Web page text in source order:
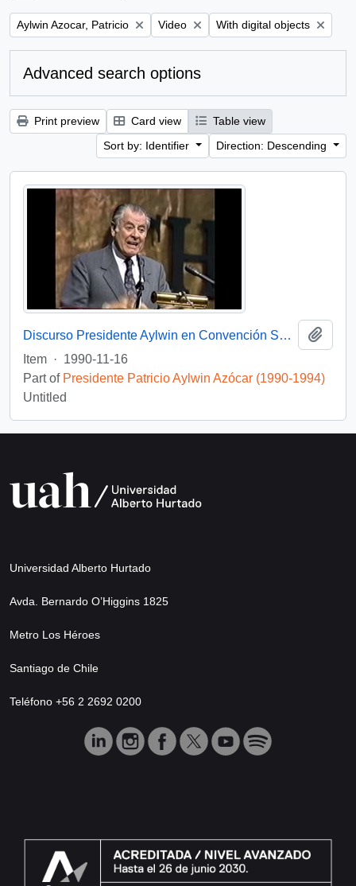
Remove filter:
Aylwin Azocar, Patricio Remove filter:
Video Remove filter:
With digital objects
Advanced search options
Print preview Card view
Table view
Sort by: Identifier
Direction: Descending
Discurso Presidente Aylwin en Convención Santiago: Video
Item · 1990-11-16
Part of Presidente Patricio Aylwin Azócar (1990-1994)
Untitled
Universidad Alberto Hurtado
Avda. Bernardo O’Higgins 1825
Metro Los Héroes
Santiago de Chile
Teléfono +56 2 2692 0200